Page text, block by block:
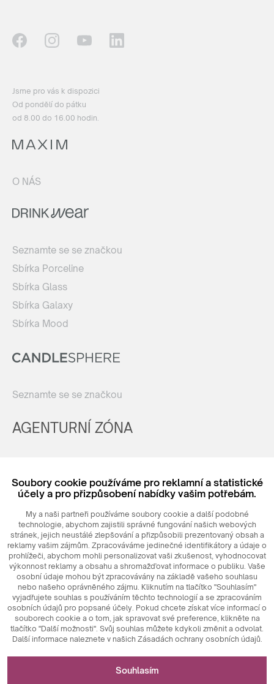
Jsme pro vás k dispozici
Od pondělí do pátku
od 8.00 do 16.00 hodin.
O NÁS
Seznamte se se značkou
Sbírka Porceline
Sbírka Glass
Sbírka Galaxy
Sbírka Mood
Seznamte se se značkou
AGENTURNÍ ZÓNA
Login
© 2026MAXIM Ceramics Sp. z o. o.
Soubory cookie používáme pro reklamní a statistické
účely a pro přizpůsobení nabídky vašim potřebám.
My a naši partneři používáme soubory cookie a další podobné
technologie, abychom zajistili správné fungování našich webových
stránek, jejich neustálé zlepšování a přizpůsobili prezentovaný obsah a
reklamy vašim zájmům. Zpracováváme jedinečné identifikátory a údaje o
prohlížeči, abychom mohli personalizovat vaši zkušenost, vyhodnocovat
výkonnost reklamy a obsahu a shromažďovat informace o publiku. Vaše
osobní údaje mohou být zpracovávány na základě vašeho souhlasu
nebo našeho oprávněného zájmu. Kliknutím na tlačítko "Souhlasím"
vyjadřujete souhlas s používáním těchto technologií a se zpracováním
osobních údajů pro popsané účely. Pokud chcete získat více informací o
souborech cookie a o tom, jak spravovat své preference, klikněte na
tlačítko "Další možnosti". Svůj souhlas můžete kdykoli změnit a odvolat.
Další informace naleznete v našich Zásadách ochrany osobních údajů.
Nezbytné pro fungování webových stránek
Souhlasím